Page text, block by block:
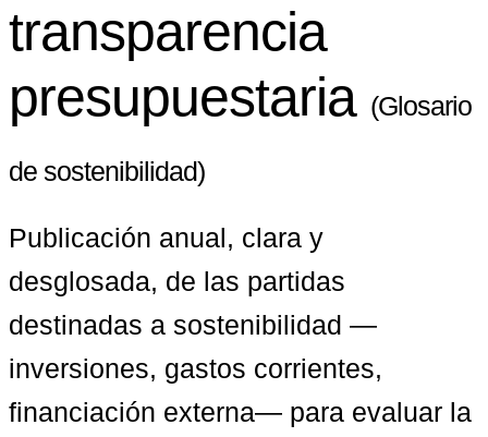
transparencia
presupuestaria (Glosario
de sostenibilidad)
Publicación anual, clara y
desglosada, de las partidas
destinadas a sostenibilidad —
inversiones, gastos corrientes,
financiación externa— para evaluar la